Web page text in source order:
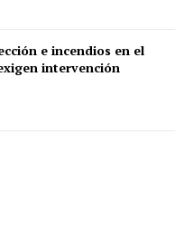
e incendios en el
intervención